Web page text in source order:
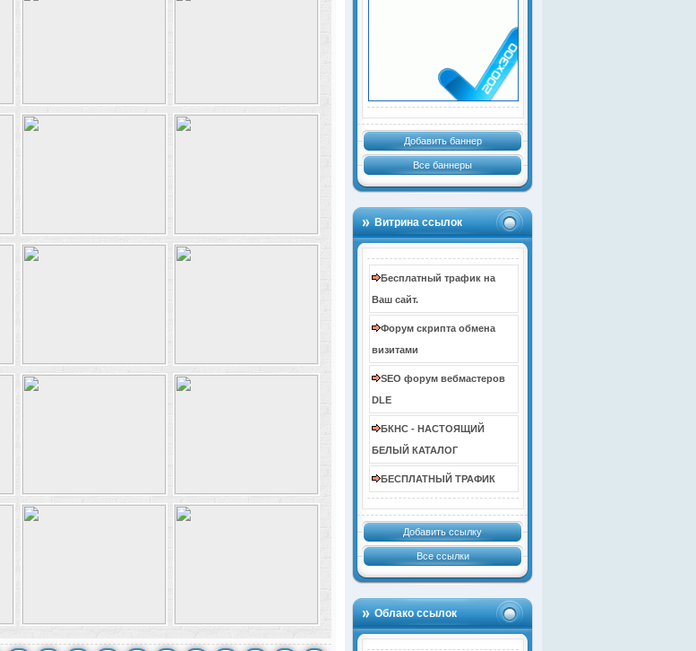
Добавить баннер
Все баннеры
Витрина ссылок
Бесплатный трафик на
Ваш сайт.
Форум скрипта обмена
визитами
SEO форум вебмастеров
DLE
БКНС - НАСТОЯЩИЙ
БЕЛЫЙ КАТАЛОГ
БЕСПЛАТНЫЙ ТРАФИК
Добавить ссылку
Все ссылки
Облако ссылок